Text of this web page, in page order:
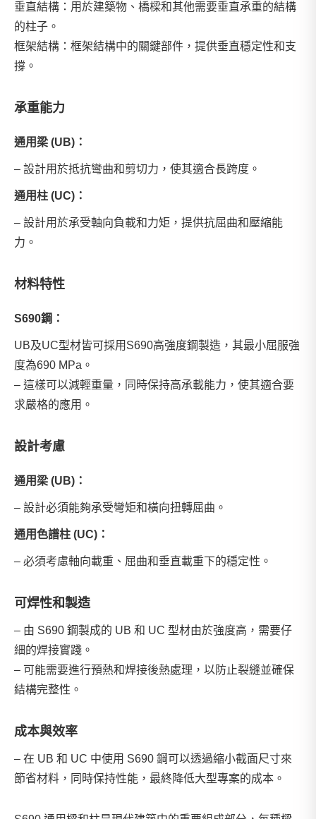
垂直結構：用於建築物、橋樑和其他需要垂直承重的結構
的柱子。
框架結構：框架結構中的關鍵部件，提供垂直穩定性和支
撐。
承重能力
通用梁 (UB)：
– 設計用於抵抗彎曲和剪切力，使其適合長跨度。
通用柱 (UC)：
– 設計用於承受軸向負載和力矩，提供抗屈曲和壓縮能
力。
材料特性
S690鋼：
UB及UC型材皆可採用S690高強度鋼製造，其最小屈服強
度為690 MPa。
– 這樣可以減輕重量，同時保持高承載能力，使其適合要
求嚴格的應用。
設計考慮
通用梁 (UB)：
– 設計必須能夠承受彎矩和橫向扭轉屈曲。
通用色譜柱 (UC)：
– 必須考慮軸向載重、屈曲和垂直載重下的穩定性。
可焊性和製造
– 由 S690 鋼製成的 UB 和 UC 型材由於強度高，需要仔
細的焊接實踐。
– 可能需要進行預熱和焊接後熱處理，以防止裂縫並確保
結構完整性。
成本與效率
– 在 UB 和 UC 中使用 S690 鋼可以透過縮小截面尺寸來
節省材料，同時保持性能，最終降低大型專案的成本。